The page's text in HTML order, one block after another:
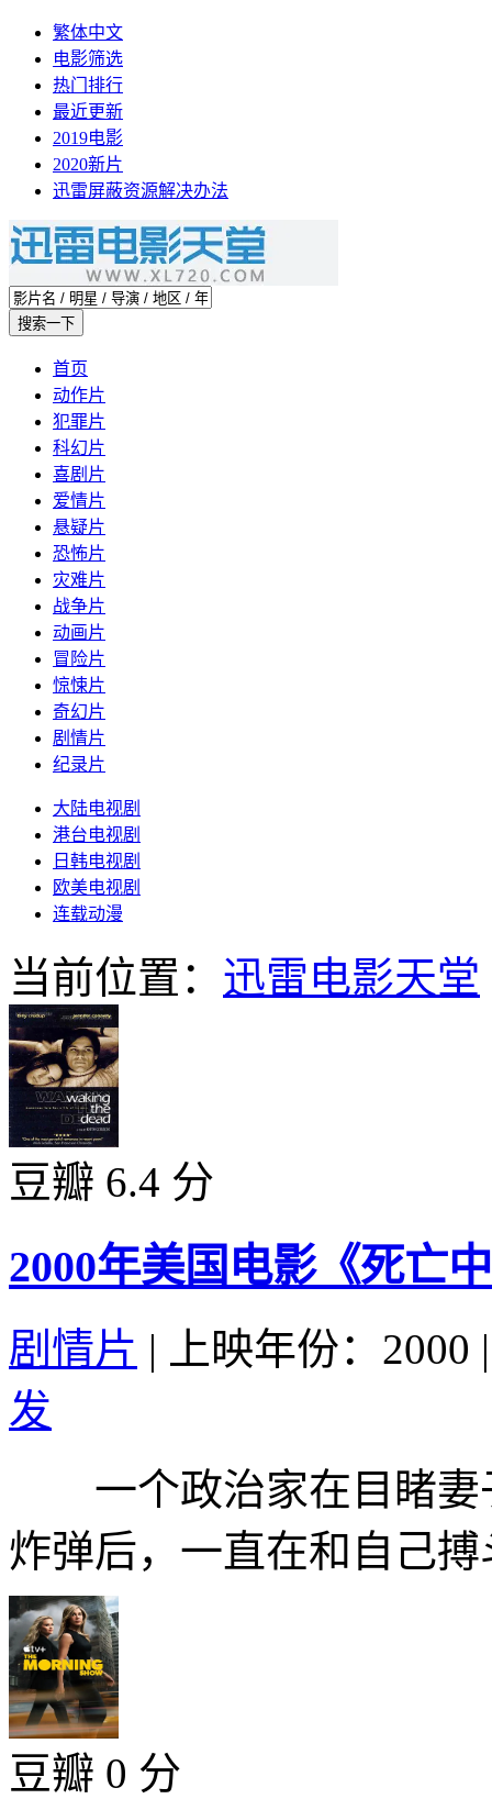
繁体中文
电影筛选
热门排行
最近更新
2019电影
2020新片
迅雷屏蔽资源解决办法
首页
动作片
犯罪片
科幻片
喜剧片
爱情片
悬疑片
恐怖片
灾难片
战争片
动画片
冒险片
惊悚片
奇幻片
剧情片
纪录片
大陆电视剧
港台电视剧
日韩电视剧
欧美电视剧
连载动漫
当前位置： 迅雷电影天堂
豆瓣 6.4 分
2000年美国电影《死亡
剧情片 | 上映年份：2000 |
发
一个政治家在目睹妻
炸弹后，一直在和自己
豆瓣 0 分